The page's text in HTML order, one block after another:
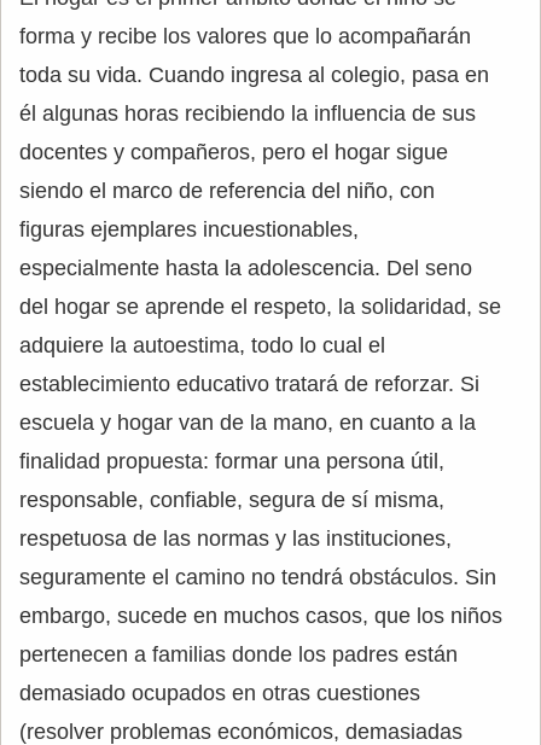
forma y recibe los valores que lo acompañarán
toda su vida. Cuando ingresa al colegio, pasa en
él algunas horas recibiendo la influencia de sus
docentes y compañeros, pero el hogar sigue
siendo el marco de referencia del niño, con
figuras ejemplares incuestionables,
especialmente hasta la adolescencia. Del seno
del hogar se aprende el respeto, la solidaridad, se
adquiere la autoestima, todo lo cual el
establecimiento educativo tratará de reforzar. Si
escuela y hogar van de la mano, en cuanto a la
finalidad propuesta: formar una persona útil,
responsable, confiable, segura de sí misma,
respetuosa de las normas y las instituciones,
seguramente el camino no tendrá obstáculos. Sin
embargo, sucede en muchos casos, que los niños
pertenecen a familias donde los padres están
demasiado ocupados en otras cuestiones
(resolver problemas económicos, demasiadas